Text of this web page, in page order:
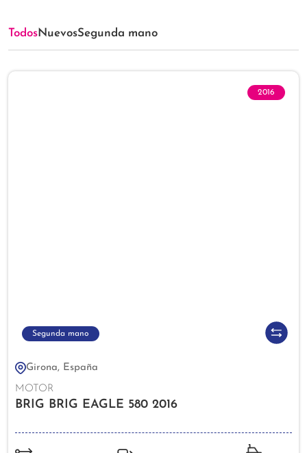
TodosNuevosSegunda mano
2016
Segunda mano
Girona, España
MOTOR
BRIG BRIG EAGLE 580 2016